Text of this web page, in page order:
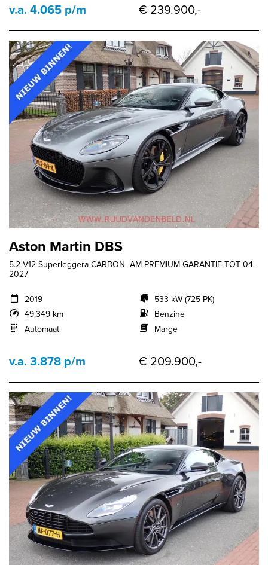
v.a. 4.065 p/m € 239.900,-
Aston Martin DBS
5.2 V12 Superleggera CARBON- AM PREMIUM GARANTIE TOT 04-
2027
2019
49.349 km
Automaat
533 kW (725 PK)
Benzine
Marge
v.a. 3.878 p/m € 209.900,-